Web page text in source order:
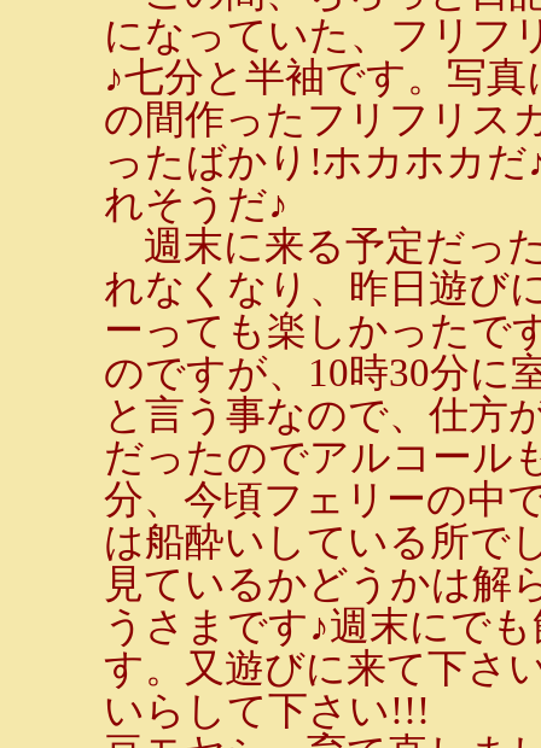
になっていた、フリフ
♪七分と半袖です。写
の間作ったフリフリス
ったばかり!ホカホカ
れそうだ♪
週末に来る予定だっ
れなくなり、昨日遊び
ーっても楽しかったで
のですが、10時30分に
と言う事なので、仕方
だったのでアルコール
分、今頃フェリーの中
は船酔いしている所で
見ているかどうかは解
うさまです♪週末にで
す。又遊びに来て下さ
いらして下さい!!!